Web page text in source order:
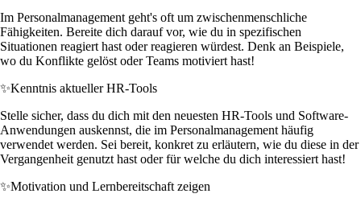
Im Personalmanagement geht's oft um zwischenmenschliche
Fähigkeiten. Bereite dich darauf vor, wie du in spezifischen
Situationen reagiert hast oder reagieren würdest. Denk an Beispiele,
wo du Konflikte gelöst oder Teams motiviert hast!
✨Kenntnis aktueller HR-Tools
Stelle sicher, dass du dich mit den neuesten HR-Tools und Software-
Anwendungen auskennst, die im Personalmanagement häufig
verwendet werden. Sei bereit, konkret zu erläutern, wie du diese in der
Vergangenheit genutzt hast oder für welche du dich interessiert hast!
✨Motivation und Lernbereitschaft zeigen